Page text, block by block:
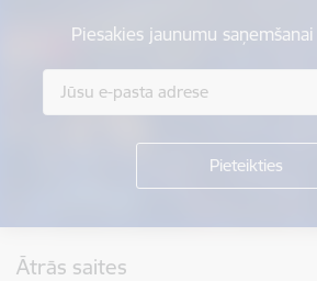
Piesakies jaunumu
Ātrās saites